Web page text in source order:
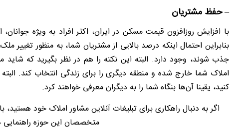
– حفظ مشتریان
با افزایش روزافزون قیمت مسکن در ایران، اکثر افراد به ویژه
بنابراین احتمال اینکه درصد بالایی از مشتریان شما، به منظور تغییر
جذب شوند، وجود دارد. البته این نکته را هم در نظر بگیرید که
املاک شما خارج شده و منطقه دیگری را برای زندگی انتخاب کند.
کنید، یقینا آن‌ها بنگاه شما را به دیگران معرفی خواهند کرد.
اگر به دنبال راهکاری برای تبلیغات آنلاین مشاور املاک خود
متخصصان این حوزه راهنمایی